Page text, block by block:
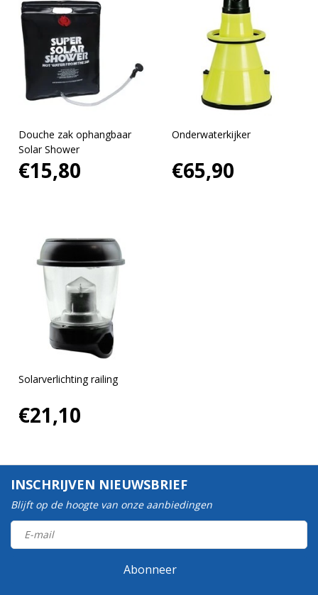
Douche zak ophangbaar
Solar Shower
€15,80
Onderwaterkijker
€65,90
Solarverlichting railing
€21,10
INSCHRIJVEN NIEUWSBRIEF
Blijft op de hoogte van onze aanbiedingen
Abonneer